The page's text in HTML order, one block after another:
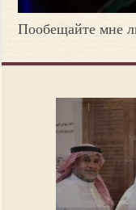
Пообещайте мне